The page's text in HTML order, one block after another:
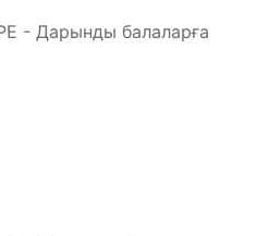
Дарынды балаларға